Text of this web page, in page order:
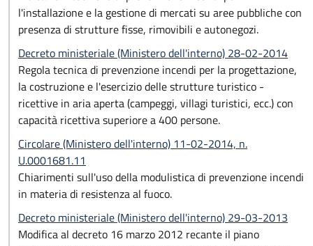
l'installazione e la gestione di mercati su aree pubbliche con
presenza di strutture fisse, rimovibili e autonegozi.
Decreto ministeriale (Ministero dell'interno) 28-02-2014
Regola tecnica di prevenzione incendi per la progettazione,
la costruzione e l'esercizio delle strutture turistico -
ricettive in aria aperta (campeggi, villagi turistici, ecc.) con
capacità ricettiva superiore a 400 persone.
Circolare (Ministero dell'interno) 11-02-2014, n.
U.0001681.11
Chiarimenti sull'uso della modulistica di prevenzione incendi
in materia di resistenza al fuoco.
Decreto ministeriale (Ministero dell'interno) 29-03-2013
Modifica al decreto 16 marzo 2012 recante il piano